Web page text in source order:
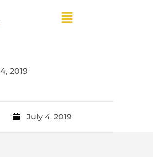
2019
July 4, 2019